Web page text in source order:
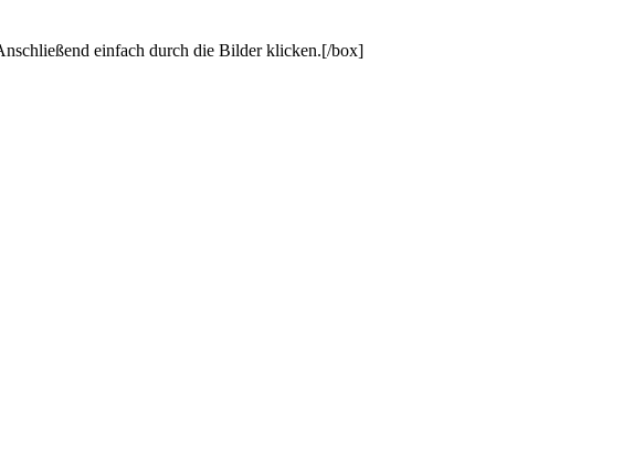
einfach durch die Bilder klicken.[/box]